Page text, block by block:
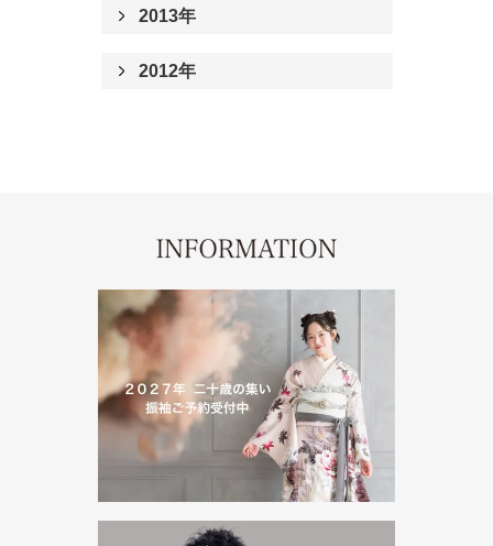
2013年
2012年